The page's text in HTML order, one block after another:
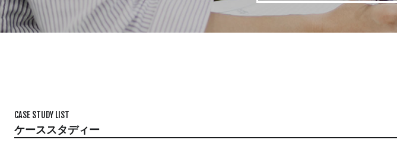
CASE STUDY LIST
ケーススタディー